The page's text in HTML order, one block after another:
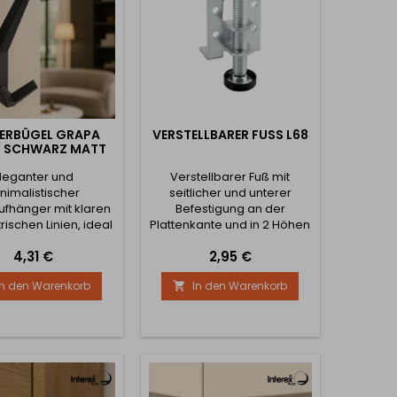
Hochwertiges...
GRAPA
MATT
und
mit klaren
Linien, ideal
Taschen,
oder
Dank seines
Looks und der
eignet er
Hotelinterieurs.
✅ 3
Preis
4,31 €
den Warenkorb
VERSTELLBARER FUSS L68
Verstellbarer Fuß mit
seitlicher und unterer
Befestigung an der
Plattenkante und in 2 Höhen
Preis
2,95 €
 In den Warenkorb